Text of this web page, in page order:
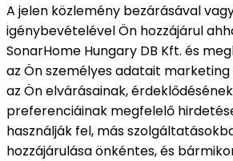
A jelen közlemény bezárásával
igénybevételével Ön hozzájárul
SonarHome Hungary DB Kft. és
az Ön személyes adatait
az Ön elvárásainak,
preferenciáinak megfelelő
használják fel, más
hozzájárulása önkéntes, és